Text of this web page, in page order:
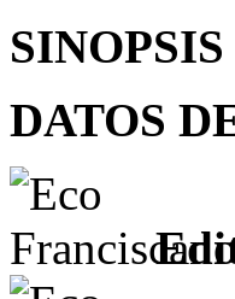
SINOPSIS
DATOS